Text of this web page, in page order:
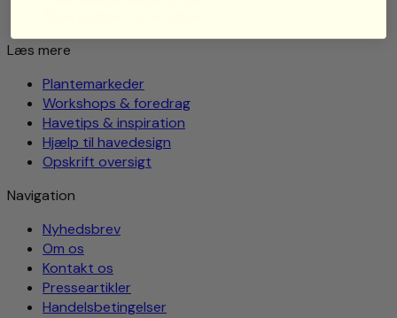
Læs mere
Plantemarkeder
Workshops & foredrag
Havetips & inspiration
Hjælp til havedesign
Opskrift oversigt
Navigation
Nyhedsbrev
Om os
Kontakt os
Presseartikler
Handelsbetingelser